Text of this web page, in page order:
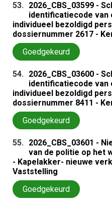
53. 2026_CBS_03599 -
identificatiecode van
individueel bezoldigd
dossiernummer 2617 -
Goedgekeurd
54. 2026_CBS_03600 -
identificatiecode van
individueel bezoldigd
dossiernummer 8411 -
Goedgekeurd
55. 2026_CBS_03601 -
van de politie op het
- Kapelakker- nieuwe
Vaststelling
Goedgekeurd